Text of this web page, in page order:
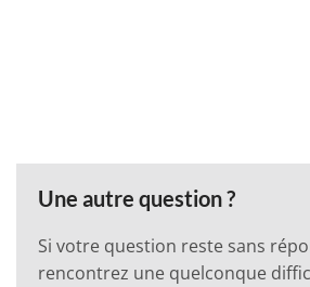
Une autre question ?
Si votre question reste sans
rencontrez une quelconque